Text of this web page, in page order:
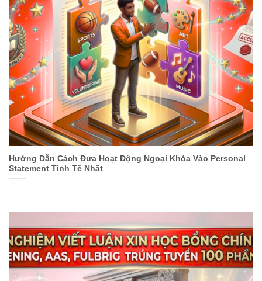
Hướng Dẫn Cách Đưa Hoạt Động Ngoại Khóa Vào Personal
Statement Tinh Tế Nhất